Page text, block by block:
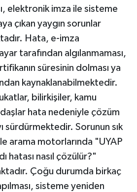
elektronik imza ile sisteme
çıkan yaygın sorunlar
Hata, e-imza
tarafından algılanmaması,
süresinin dolması ya
kaynaklanabilmektedir.
bilirkişiler, kamu
hata nedeniyle çözüm
sürdürmektedir. Sorunun sık
arama motorlarında "UYAP
hatası nasıl çözülür?"
Çoğu durumda birkaç
sisteme yeniden